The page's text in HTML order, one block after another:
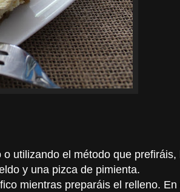
utilizando el método que
y una pizca de pimienta.
mientras preparáis el relleno. En